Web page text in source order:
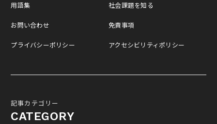
用語集
お問い合わせ
プライバシーポリシー
社会課題を知る
免責事項
アクセシビリティポリシー
記事カテゴリー
CATEGORY